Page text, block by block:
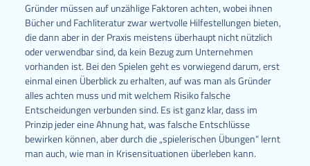
Gründer müssen auf unzählige Faktoren achten, wobei ihnen
Bücher und Fachliteratur zwar wertvolle Hilfestellungen bieten,
die dann aber in der Praxis meistens überhaupt nicht nützlich
oder verwendbar sind, da kein Bezug zum Unternehmen
vorhanden ist. Bei den Spielen geht es vorwiegend darum, erst
einmal einen Überblick zu erhalten, auf was man als Gründer
alles achten muss und mit welchem Risiko falsche
Entscheidungen verbunden sind. Es ist ganz klar, dass im
Prinzip jeder eine Ahnung hat, was falsche Entschlüsse
bewirken können, aber durch die „spielerischen Übungen“ lernt
man auch, wie man in Krisensituationen überleben kann.